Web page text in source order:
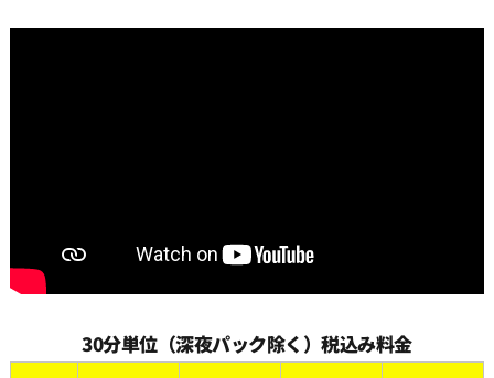
30分単位（深夜パック除く）税込み料金